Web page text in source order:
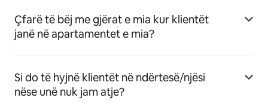
Çfarë të bëj me gjërat e mia kur klientët
janë në apartamentet e mia?
Si do të hyjnë klientët në ndërtesë/njësi
nëse unë nuk jam atje?